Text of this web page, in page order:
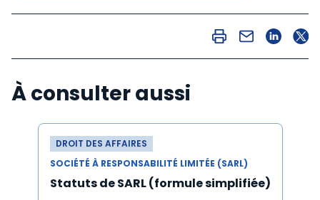
À consulter aussi
DROIT DES AFFAIRES
SOCIÉTÉ À RESPONSABILITÉ LIMITÉE (SARL)
Statuts de SARL (formule simplifiée)